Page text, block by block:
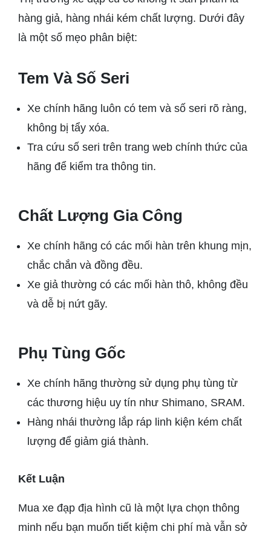
hàng giả, hàng nhái kém chất lượng. Dưới đây
là một số mẹo phân biệt:
Tem Và Số Seri
Xe chính hãng luôn có tem và số seri rõ ràng,
không bị tẩy xóa.
Tra cứu số seri trên trang web chính thức của
hãng để kiểm tra thông tin.
Chất Lượng Gia Công
Xe chính hãng có các mối hàn trên khung mịn,
chắc chắn và đồng đều.
Xe giả thường có các mối hàn thô, không đều
và dễ bị nứt gãy.
Phụ Tùng Gốc
Xe chính hãng thường sử dụng phụ tùng từ
các thương hiệu uy tín như Shimano, SRAM.
Hàng nhái thường lắp ráp linh kiện kém chất
lượng để giảm giá thành.
Kết Luận
Mua xe đạp địa hình cũ là một lựa chọn thông
minh nếu bạn muốn tiết kiệm chi phí mà vẫn sở